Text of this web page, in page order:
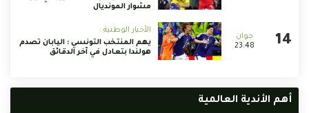
مشوار المونديال
23:48
الأخبار الوطنية
يهم المنتخب التونسي : اليابان تصدم
هولندا بتعادل في آخر الدقائق
أهم الأندية العالمية